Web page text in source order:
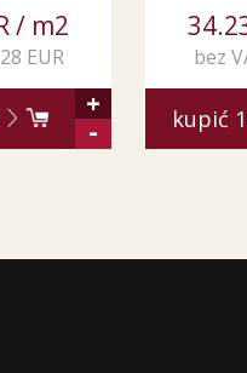
/ m2
EUR
+
-
bez
kupić